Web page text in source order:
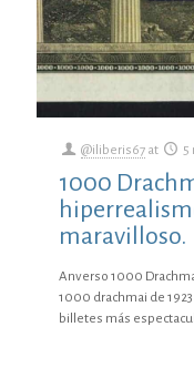
@iliberis67 at 5
1000
maravilloso.
Anverso 1000
1000 drachmai de
billetes más